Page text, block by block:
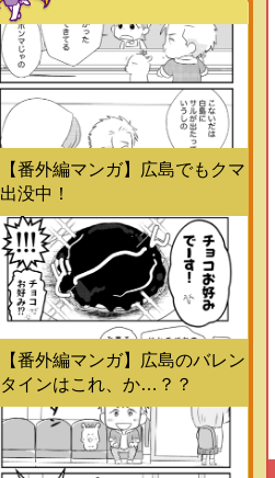
【番外編マンガ】広島でもクマ
出没中！
【番外編マンガ】広島のバレン
タインはこれ、か…？？